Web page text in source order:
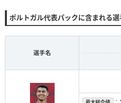
ポルトガル代表パックに含まれる
選手名